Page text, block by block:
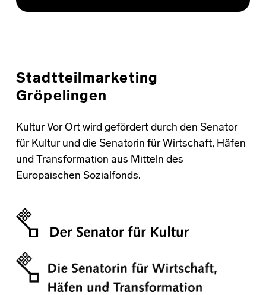
Stadtteilmarketing
Gröpelingen
Kultur Vor Ort wird gefördert durch den Senator
für Kultur und die Senatorin für Wirtschaft, Häfen
und Transformation aus Mitteln des
Europäischen Sozialfonds.